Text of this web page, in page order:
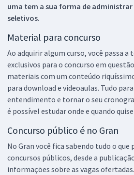
uma tem a sua forma de administrar
seletivos.
Material para concurso
Ao adquirir algum curso, você passa a
exclusivos para o concurso em
materiais com um conteúdo
para download e videoaulas. Tudo
entendimento e tornar o seu
é possível estudar onde e quando
Concurso público é no Gran
No Gran você fica sabendo tudo o que
concursos públicos, desde a
informações sobre as vagas